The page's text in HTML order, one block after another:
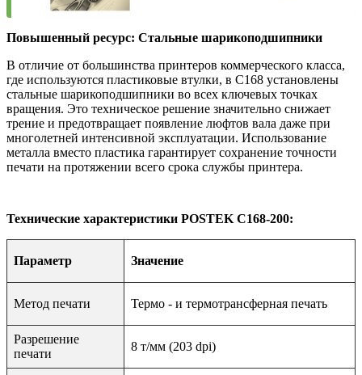
Повышенный ресурс: Стальные шарикоподшипники
В отличие от большинства принтеров коммерческого класса,
где используются пластиковые втулки, в C168 установлены
стальные шарикоподшипники во всех ключевых точках
вращения. Это техническое решение значительно снижает
трение и предотвращает появление люфтов вала даже при
многолетней интенсивной эксплуатации. Использование
металла вместо пластика гарантирует сохранение точности
печати на протяжении всего срока службы принтера.
Технические характеристики POSTEK C168-200:
Параметр Значение
Метод печати Термо - и термотрансферная печать
Разрешение
печати
8 т/мм (203 dpi)